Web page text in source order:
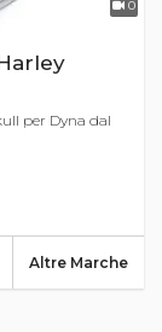
0
per Dyna dal
Altre Marche